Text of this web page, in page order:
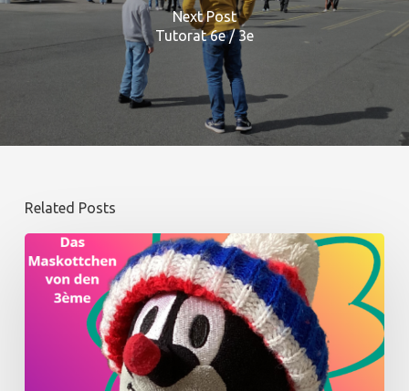
Next Post
Tutorat 6e / 3e
Related Posts
Winter
dem
Maskottchen
Deutschklasse